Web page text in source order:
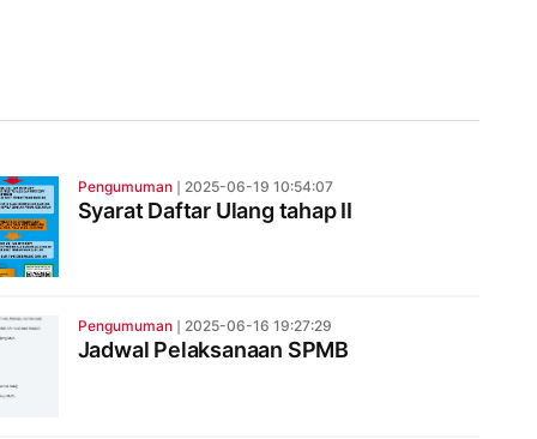
Pengumuman❘ 2025-06-19 10:54:07
Syarat Daftar Ulang tahap II
Pengumuman❘ 2025-06-16 19:27:29
Jadwal Pelaksanaan SPMB